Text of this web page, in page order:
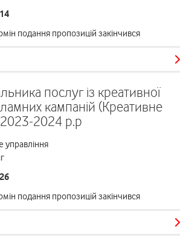
подання пропозицій закінчився
послуг із креативної
кампаній (Креативне
2023-2024 р.р
управління
подання пропозицій закінчився